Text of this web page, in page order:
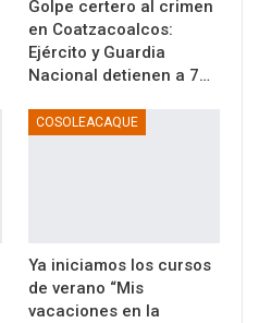
Golpe certero al crimen
en Coatzacoalcos:
Ejército y Guardia
Nacional detienen a 7…
COSOLEACAQUE
Ya iniciamos los cursos
de verano “Mis
vacaciones en la